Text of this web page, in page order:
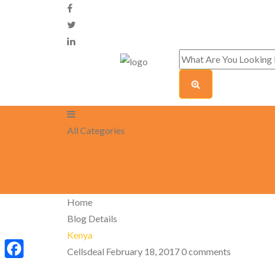
All Categories
Home
Blog Details
Kenya
Cellsdeal February 18, 20170 comments